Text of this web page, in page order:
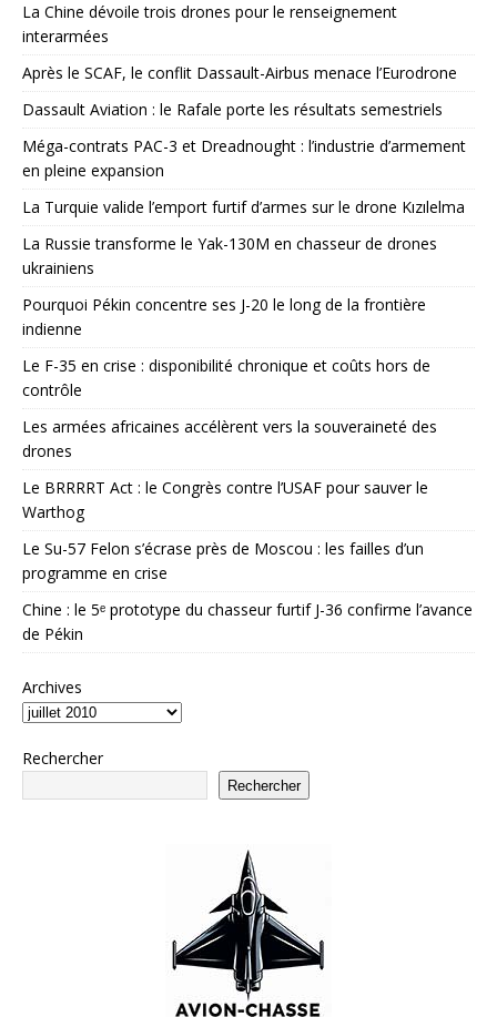
La Chine dévoile trois drones pour le renseignement
interarmées
Après le SCAF, le conflit Dassault-Airbus menace l’Eurodrone
Dassault Aviation : le Rafale porte les résultats semestriels
Méga-contrats PAC-3 et Dreadnought : l’industrie d’armement
en pleine expansion
La Turquie valide l’emport furtif d’armes sur le drone Kızılelma
La Russie transforme le Yak-130M en chasseur de drones
ukrainiens
Pourquoi Pékin concentre ses J-20 le long de la frontière
indienne
Le F-35 en crise : disponibilité chronique et coûts hors de
contrôle
Les armées africaines accélèrent vers la souveraineté des
drones
Le BRRRRT Act : le Congrès contre l’USAF pour sauver le
Warthog
Le Su-57 Felon s’écrase près de Moscou : les failles d’un
programme en crise
Chine : le 5ᵉ prototype du chasseur furtif J-36 confirme l’avance
de Pékin
Archives
Rechercher
Rechercher